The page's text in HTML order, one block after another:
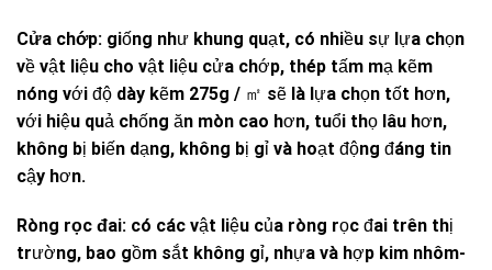
Cửa chớp: giống như khung quạt, có nhiều sự lựa chọn
về vật liệu cho vật liệu cửa chớp, thép tấm mạ kẽm
nóng với độ dày kẽm 275g / ㎡ sẽ là lựa chọn tốt hơn,
với hiệu quả chống ăn mòn cao hơn, tuổi thọ lâu hơn,
không bị biến dạng, không bị gỉ và hoạt động đáng tin
cậy hơn.
Ròng rọc đai: có các vật liệu của ròng rọc đai trên thị
trường, bao gồm sắt không gỉ, nhựa và hợp kim nhôm-